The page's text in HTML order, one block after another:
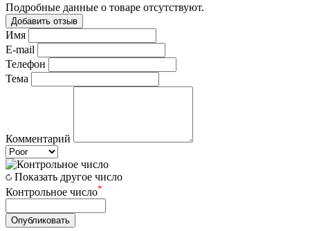
Подробные данные о товаре отсутствуют.
Добавить отзыв
Имя
E-mail
Телефон
Тема
Комментарий
Показать другое число
Контрольное число*
Опубликовать